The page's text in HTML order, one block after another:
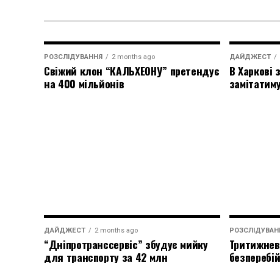
РОЗСЛІДУВАННЯ 2 months ago
Свіжий клон “КАЛЬХЕОНУ” претендує
на 400 мільйонів
ДАЙДЖЕСТ
В Харкові
ДАЙДЖЕСТ 2 months ago
“Дніпротранссервіс” збудує мийку
для транспорту за 42 млн